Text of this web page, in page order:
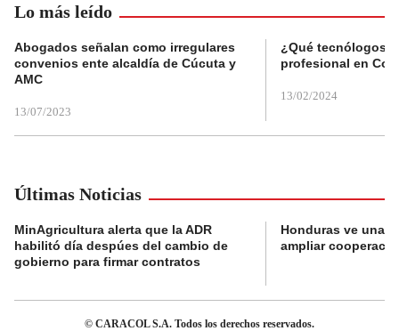
Lo más leído
Abogados señalan como irregulares
convenios ente alcaldía de Cúcuta y
AMC
13/07/2023
¿Qué tecnólogos
profesional en
13/02/2024
Últimas Noticias
MinAgricultura alerta que la ADR
habilitó día despúes del cambio de
gobierno para firmar contratos
Honduras ve una
ampliar
© CARACOL S.A. Todos los derechos reservados.